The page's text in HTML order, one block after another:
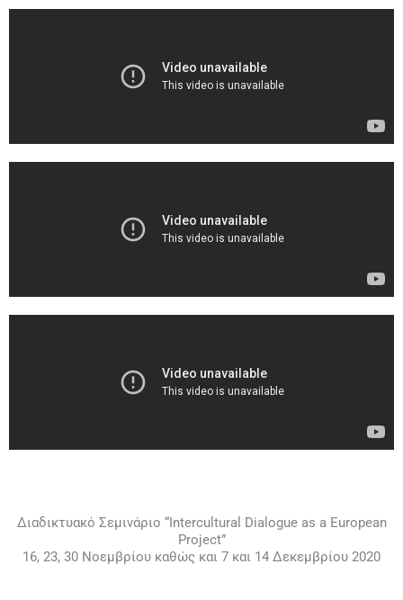
Διαδικτυακό Σεμινάριο “Intercultural Dialogue as a European
Project”
16, 23, 30 Νοεμβρίου καθώς και 7 και 14 Δεκεμβρίου 2020